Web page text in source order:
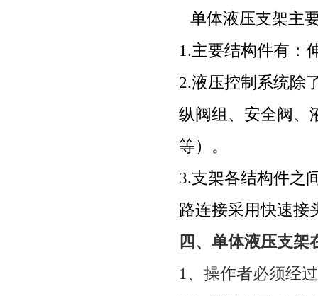
单体液压支架主
1.主要结构件有：
2.液压控制系统除
纵阀组、安全阀、
等）。
3.支架各结构件之
路连接采用快速接
四、 单体液压支架
1、操作者必须经